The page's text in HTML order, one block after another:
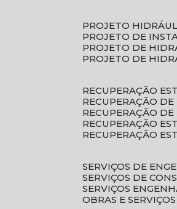
PROJETO
PROJETO DE
PROJETO DE
PROJETO DE
RECUPERAÇÃO
RECUPERAÇÃO
RECUPERAÇÃO
RECUPERAÇÃO
RECUPERAÇÃO
SERVIÇOS DE
SERVIÇOS DE
SERVIÇOS
OBRAS E